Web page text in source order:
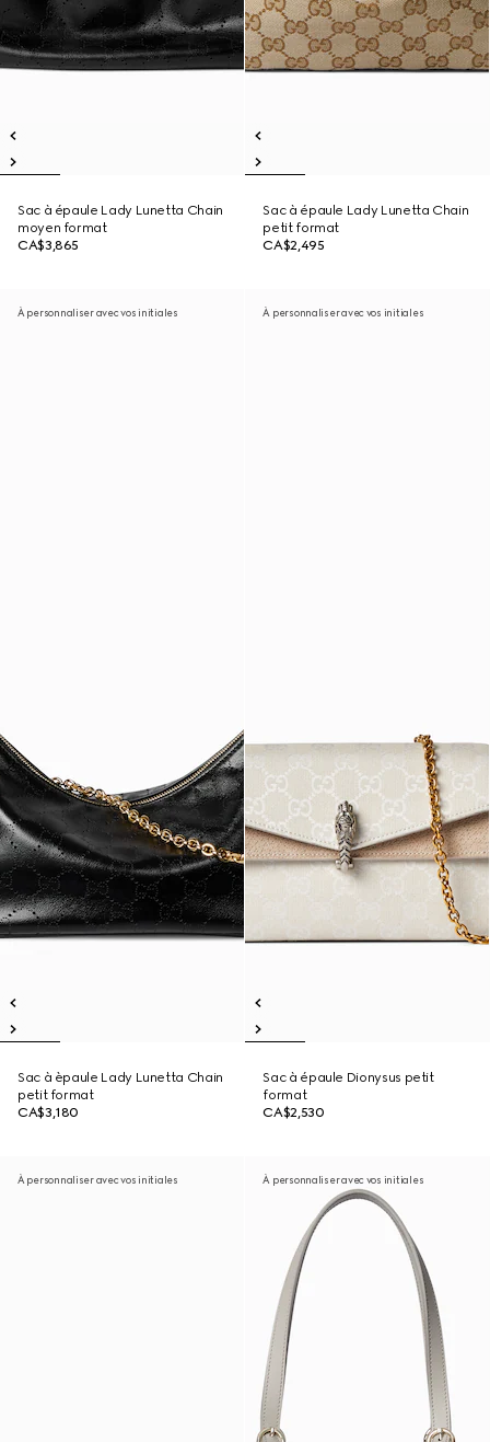
Sac à épaule Lady Lunetta Chain
moyen format
CA$3,865
Sac à épaule Lady Lunetta Chain
petit format
CA$2,495
À personnaliser avec vos initiales
Sac à èpaule Lady Lunetta Chain
petit format
CA$3,180
À personnaliser avec vos initiales
Sac à épaule Dionysus petit
format
CA$2,530
À personnaliser avec vos initiales À personnaliser avec vos initiales